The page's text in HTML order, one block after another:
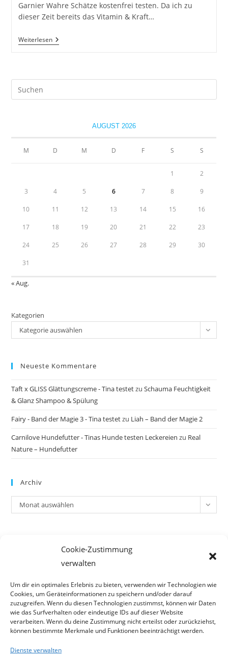
Cookie-Zustimmung
verwalten
Um dir ein optimales Erlebnis zu bieten, verwenden wir Technologien wie
Cookies, um Geräteinformationen zu speichern und/oder darauf
zuzugreifen. Wenn du diesen Technologien zustimmst, können wir Daten
wie das Surfverhalten oder eindeutige IDs auf dieser Website
verarbeiten. Wenn du deine Zustimmung nicht erteilst oder zurückziehst,
können bestimmte Merkmale und Funktionen beeinträchtigt werden.
Dienste verwalten
Garnier Wahre Schätze kostenfrei testen. Da ich zu
dieser Zeit bereits das Vitamin & Kraft…
WeiterlesenGarnier
Wahre
AUGUST 2026
M D M D F S S
1 2
3 4 5 6 7 8 9
10 11 12 13 14 15 16
17 18 19 20 21 22 23
24 25 26 27 28 29 30
31
« Aug.
Kategorien
Kategorie auswählen
Neueste Kommentare
Taft x GLISS Glättungscreme - Tina testetzuSchauma Feuchtigkeit
& Glanz Shampoo & Spülung
Fairy - Band der Magie 3 - Tina testetzu Liah – Band der Magie 2
Carnilove Hundefutter - Tinas Hunde testen Leckereien zu Real
Nature – Hundefutter
Archiv
Archiv
Monat auswählen
Kommentar-Feed
WordPress.org